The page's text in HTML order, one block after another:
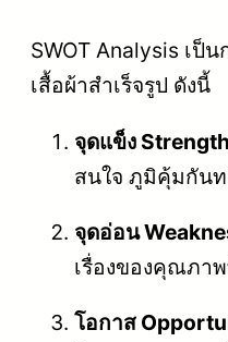
SWOT Analysis เป็
เสื้อผ้าสำเร็จรูป ดังนี้
จุดแข็ง
สนใจ ภูมิคุ้มกันท
จุดอ่อน
เรื่องของคุณภา
โอกาส